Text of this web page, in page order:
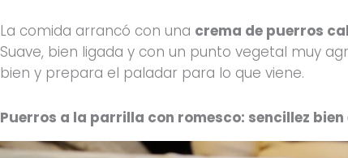
La comida arrancó con una crema de puerros
Suave, bien ligada y con un punto vegetal muy
bien y prepara el paladar para lo que viene.
Puerros a la parrilla con romesco: sencillez